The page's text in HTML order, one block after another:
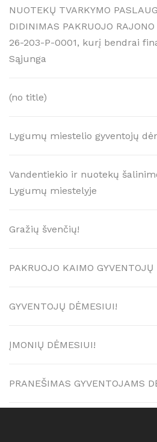
NUOTEKŲ TVARKYMO
DIDINIMAS PAKRUOJO
26-203-P-0001, kurį bendrai
Sąjunga
(no title)
Lygumų miestelio gyventojų
Vandentiekio ir nuotekų
Lygumų miestelyje
Gražių švenčių!
PAKRUOJO KAIMO GYVENTOJŲ
GYVENTOJŲ DĖMESIUI!
ĮMONIŲ DĖMESIUI!
PRANEŠIMAS GYVENTOJAMS